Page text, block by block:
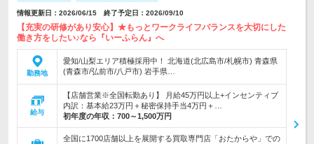
情報更新日：2026/06/15 終了予定日：2026/09/10
【充実の研修があり安心】★もっとワークライフバランスを大切にした
働き方をしたい♪なら『いーふらん』へ
勤務地
愛知/山梨エリア積極採用中！ 北海道(北広島市/札幌市) 青森県
(青森市/弘前市/八戸市) 岩手県…
給与
【店舗営業※全国転勤あり】 月給45万円以上+インセンティブ
内訳：基本給23万円＋秘密保持手当4万円＋…
初年度の年収： 700～1,500万円
全国に1700店舗以上を展開する買取専門店「おたからや」での